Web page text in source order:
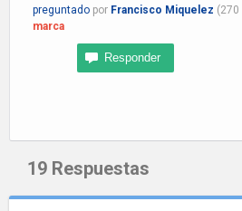
preguntado por Francisco Miquelez (270
marca
19 Respuestas